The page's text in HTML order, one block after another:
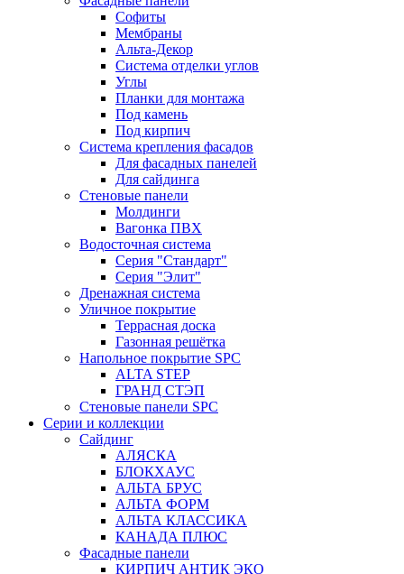
Софиты
Мембраны
Альта-Декор
Система отделки углов
Углы
Планки для монтажа
Под камень
Под кирпич
Система крепления фасадов
Для фасадных панелей
Для сайдинга
Стеновые панели
Молдинги
Вагонка ПВХ
Водосточная система
Серия "Стандарт"
Серия "Элит"
Дренажная система
Уличное покрытие
Террасная доска
Газонная решётка
Напольное покрытие SPC
ALTA STEP
ГРАНД СТЭП
Стеновые панели SPC
Серии и коллекции
Сайдинг
АЛЯСКА
БЛОКХАУС
АЛЬТА БРУС
АЛЬТА ФОРМ
АЛЬТА КЛАССИКА
КАНАДА ПЛЮС
Фасадные панели
КИРПИЧ АНТИК ЭКО